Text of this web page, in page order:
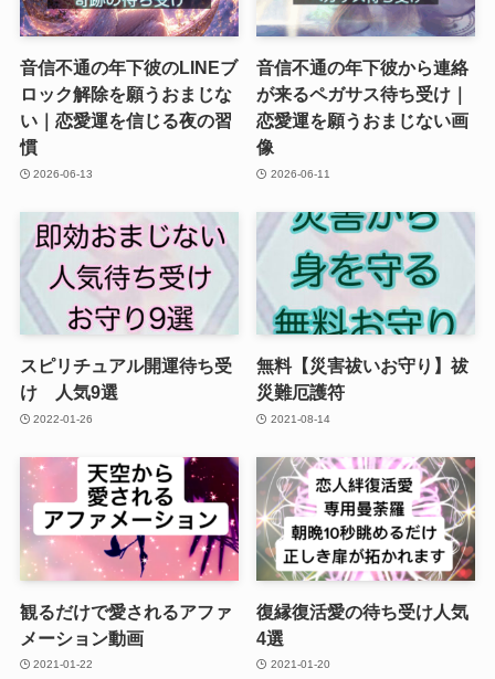
音信不通の年下彼のLINEブ
ロック解除を願うおまじな
い｜恋愛運を信じる夜の習
慣
2026-06-13
音信不通の年下彼から連絡
が来るペガサス待ち受け｜
恋愛運を願うおまじない画
像
2026-06-11
スピリチュアル開運待ち受
け 人気9選
2022-01-26
無料【災害祓いお守り】祓
災難厄護符
2021-08-14
観るだけで愛されるアファ
メーション動画
2021-01-22
復縁復活愛の待ち受け人気
4選
2021-01-20